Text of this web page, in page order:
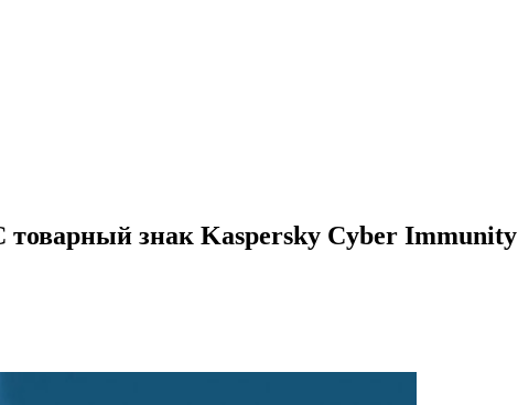
товарный знак Kaspersky Cyber Immunity